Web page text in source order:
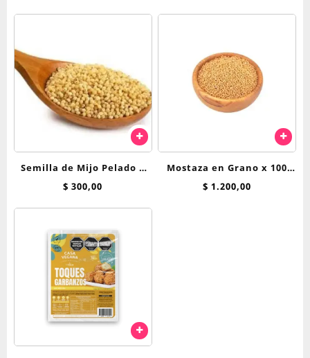
Semilla de Mijo Pelado x
100 gr
$ 300,00
Mostaza en Grano x 100
grs
$ 1.200,00